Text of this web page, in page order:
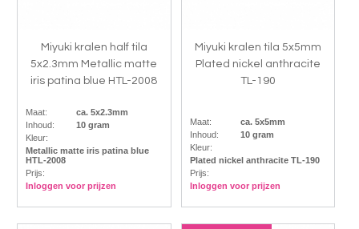
Miyuki kralen half tila
5x2.3mm Metallic matte
iris patina blue HTL-2008
Maat:
ca. 5x2.3mm
Inhoud:
10 gram
Kleur:
Metallic matte iris patina blue
HTL-2008
Prijs:
Inloggen voor prijzen
Miyuki kralen tila 5x5mm
Plated nickel anthracite
TL-190
Maat:
ca. 5x5mm
Inhoud:
10 gram
Kleur:
Plated nickel anthracite TL-190
Prijs:
Inloggen voor prijzen